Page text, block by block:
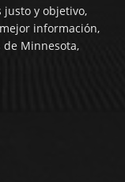
justo y objetivo,
información,
Minnesota,